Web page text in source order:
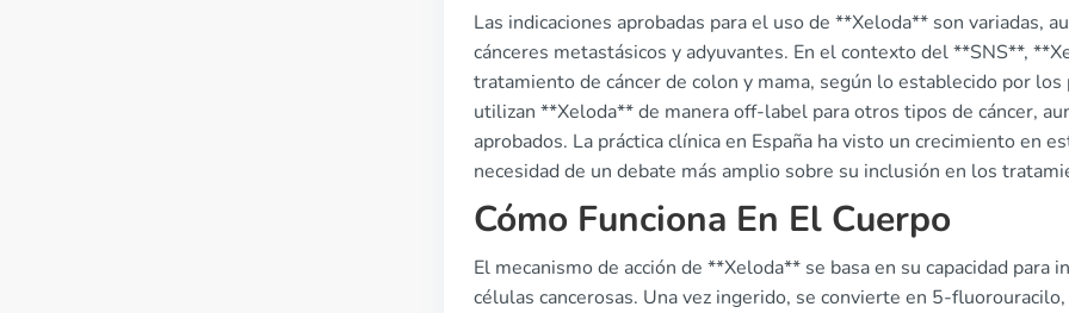
Las indicaciones aprobadas para el uso de **Xeloda** son variadas,
cánceres metastásicos y adyuvantes. En el contexto del **SNS**,
tratamiento de cáncer de colon y mama, según lo establecido por
utilizan **Xeloda** de manera off-label para otros tipos de cáncer,
aprobados. La práctica clínica en España ha visto un crecimiento en
necesidad de un debate más amplio sobre su inclusión en los
Cómo Funciona En El Cuerpo
El mecanismo de acción de **Xeloda** se basa en su capacidad
células cancerosas. Una vez ingerido, se convierte en 5-